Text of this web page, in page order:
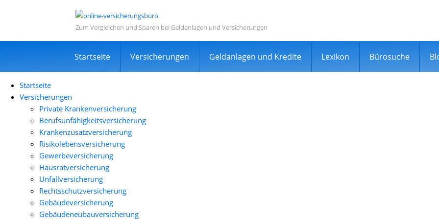
Zum Vergleichen und Sparen bei Geldanlagen und Versicherungen
Startseite Versicherungen Geldanlagen und Kredite Lexikon Bürosuche
Startseite
Versicherungen
Private Krankenversicherung
Berufsunfähigkeitsversicherung
Krankenzusatzversicherung
Risikolebensversicherung
Gewerbeversicherung
Hausratversicherung
Unfallversicherung
Rechtsschutzversicherung
Gebäudeversicherung
Gebäudeneubauversicherung